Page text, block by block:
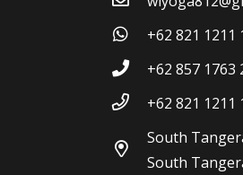
+62 821 1211
+62 857 1763
+62 821 1211
South
South